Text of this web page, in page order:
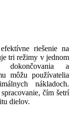
riešenie na
tri režimy v jednom
dokončovania a
môžu používatelia
nákladoch.
čím šetrí
dielov.